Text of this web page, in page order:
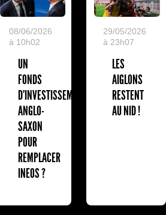
08/06/2026
à 10h02
UN
FONDS
D'INVESTISSEMENT
ANGLO-
SAXON
POUR
REMPLACER
INEOS ?
29/05/2026
à 23h07
LES
AIGLONS
RESTENT
AU NID !